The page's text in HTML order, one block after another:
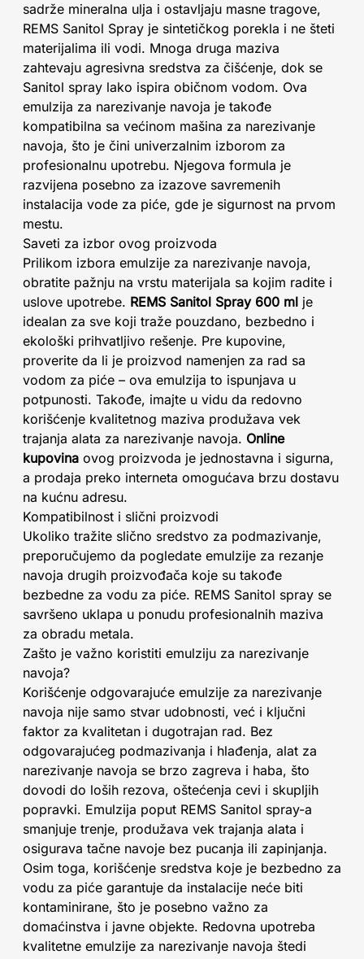
sadrže mineralna ulja i ostavljaju masne tragove,
REMS Sanitol Spray je sintetičkog porekla i ne šteti
materijalima ili vodi. Mnoga druga maziva
zahtevaju agresivna sredstva za čišćenje, dok se
Sanitol spray lako ispira običnom vodom. Ova
emulzija za narezivanje navoja je takođe
kompatibilna sa većinom mašina za narezivanje
navoja, što je čini univerzalnim izborom za
profesionalnu upotrebu. Njegova formula je
razvijena posebno za izazove savremenih
instalacija vode za piće, gde je sigurnost na prvom
mestu.
Saveti za izbor ovog proizvoda
Prilikom izbora emulzije za narezivanje navoja,
obratite pažnju na vrstu materijala sa kojim radite i
uslove upotrebe. REMS Sanitol Spray 600 ml je
idealan za sve koji traže pouzdano, bezbedno i
ekološki prihvatljivo rešenje. Pre kupovine,
proverite da li je proizvod namenjen za rad sa
vodom za piće – ova emulzija to ispunjava u
potpunosti. Takođe, imajte u vidu da redovno
korišćenje kvalitetnog maziva produžava vek
trajanja alata za narezivanje navoja. Online
kupovina ovog proizvoda je jednostavna i sigurna,
a prodaja preko interneta omogućava brzu dostavu
na kućnu adresu.
Kompatibilnost i slični proizvodi
Ukoliko tražite slično sredstvo za podmazivanje,
preporučujemo da pogledate emulzije za rezanje
navoja drugih proizvođača koje su takođe
bezbedne za vodu za piće. REMS Sanitol spray se
savršeno uklapa u ponudu profesionalnih maziva
za obradu metala.
Zašto je važno koristiti emulziju za narezivanje
navoja?
Korišćenje odgovarajuće emulzije za narezivanje
navoja nije samo stvar udobnosti, već i ključni
faktor za kvalitetan i dugotrajan rad. Bez
odgovarajućeg podmazivanja i hlađenja, alat za
narezivanje navoja se brzo zagreva i haba, što
dovodi do loših rezova, oštećenja cevi i skupljih
popravki. Emulzija poput REMS Sanitol spray-a
smanjuje trenje, produžava vek trajanja alata i
osigurava tačne navoje bez pucanja ili zapinjanja.
Osim toga, korišćenje sredstva koje je bezbedno za
vodu za piće garantuje da instalacije neće biti
kontaminirane, što je posebno važno za
domaćinstva i javne objekte. Redovna upotreba
kvalitetne emulzije za narezivanje navoja štedi